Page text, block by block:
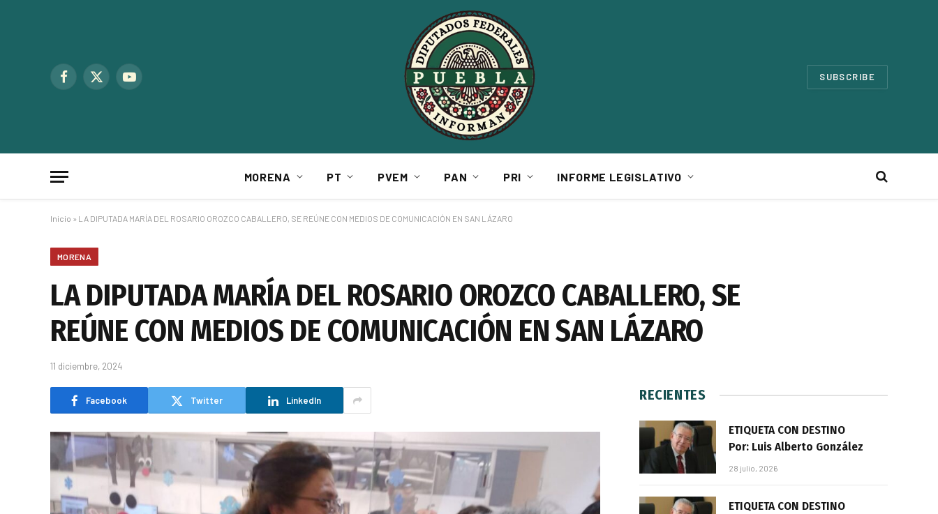
Facebook
X
YouTube SUBSCRIBE
MORENA PT PVEM PAN PRI INFORME LEGISLATIVO
Inicio » LA DIPUTADA MARÍA DEL ROSARIO OROZCO CABALLERO, SE REÚNE CON MEDIOS DE COMUNICACIÓN EN SAN LÁZARO
MORENA
LA DIPUTADA MARÍA DEL ROSARIO OROZCO CABALLERO, SE
REÚNE CON MEDIOS DE COMUNICACIÓN EN SAN LÁZARO
11 diciembre, 2024
Facebook Twitter LinkedIn RECIENTES
ETIQUETA CON DESTINO
Por: Luis Alberto González
28 julio, 2026
ETIQUETA CON DESTINO